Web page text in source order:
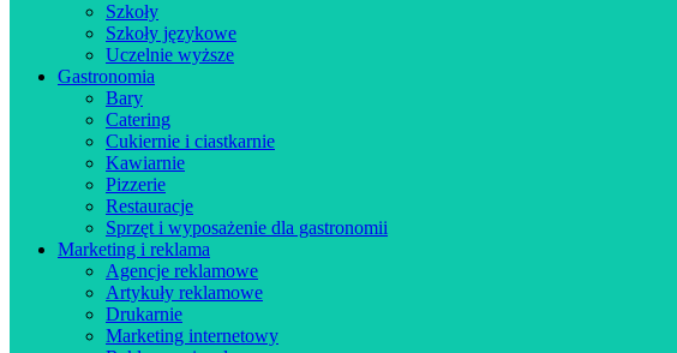
Szkoły
Szkoły językowe
Uczelnie wyższe
Gastronomia
Bary
Catering
Cukiernie i ciastkarnie
Kawiarnie
Pizzerie
Restauracje
Sprzęt i wyposażenie dla gastronomii
Marketing i reklama
Agencje reklamowe
Artykuły reklamowe
Drukarnie
Marketing internetowy